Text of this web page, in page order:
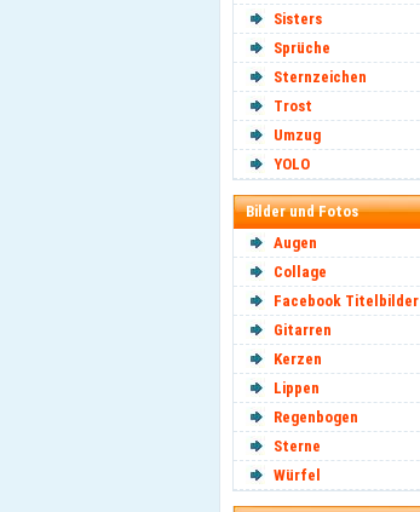
Sisters
Sprüche
Sternzeichen
Trost
Umzug
YOLO
Bilder und Fotos
Augen
Collage
Facebook Titelbilder
Gitarren
Kerzen
Lippen
Regenbogen
Sterne
Würfel